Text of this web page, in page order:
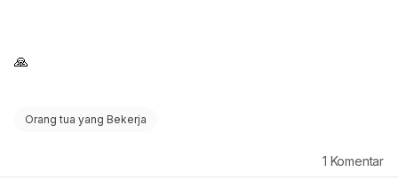
🙏
Orang tua yang Bekerja
1 Komentar